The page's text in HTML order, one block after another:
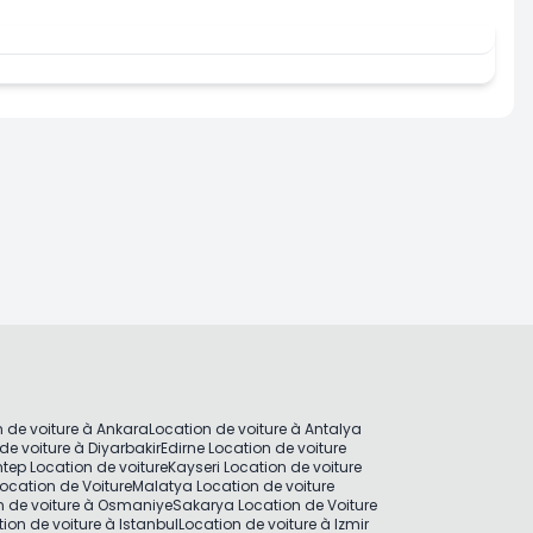
de voiture à AnkaraLocation de voiture à Antalya
voiture à DiyarbakirEdirne Location de voiture
Location de voitureKayseri Location de voiture
de VoitureMalatya Location de voiture
de voiture à OsmaniyeSakarya Location de Voiture
de voiture à IstanbulLocation de voiture à Izmir